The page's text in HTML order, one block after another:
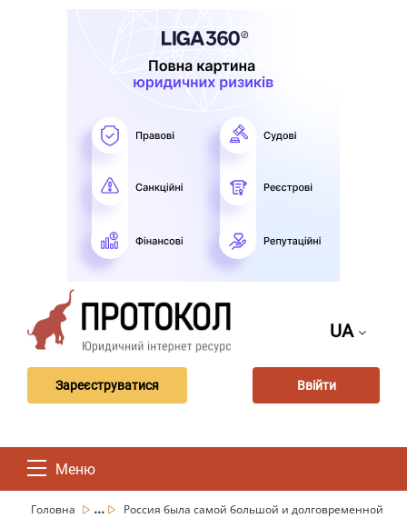
UA
Зареєструватися Ввійти
Меню
Головна ...
Россия была самой большой и долговременной